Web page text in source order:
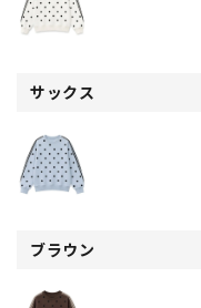
サックス
ブラウン